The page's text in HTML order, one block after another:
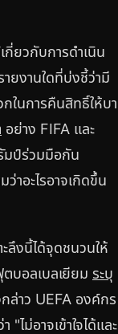
กี่ยวกับการดำเนิน
ยงานใดที่บ่งชี้ว่ามี
ในการคืนสิทธิ์ให้บา
อย่าง FIFA และ
มป์ร่วมมือกัน
าอะไรอาจเกิดขึ้น
ลึงนี้ได้จุดชนวนให้
บอลเบลเยียม ระบุ
ล่าว UEFA องค์กร
ไม่อาจเข้าใจได้และ